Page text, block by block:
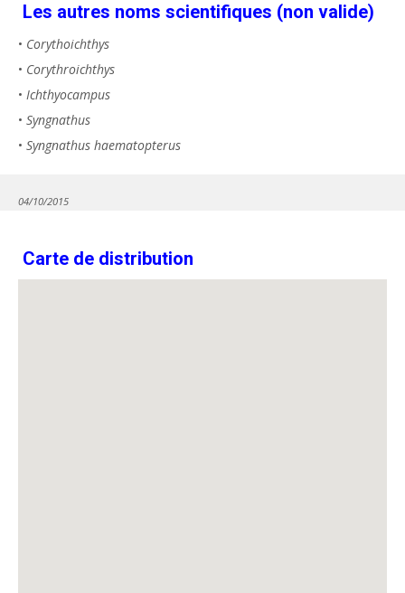
Les autres noms scientifiques (non valide)
• Corythoichthys
• Corythroichthys
• Ichthyocampus
• Syngnathus
• Syngnathus haematopterus
04/10/2015
Carte de distribution